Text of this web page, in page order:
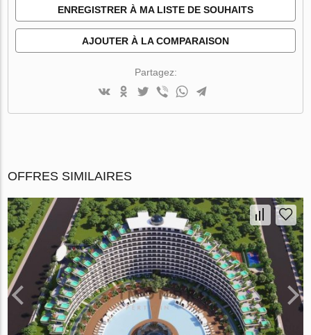
ENREGISTRER À MA LISTE DE SOUHAITS
AJOUTER À LA COMPARAISON
Partagez:
OFFRES SIMILAIRES